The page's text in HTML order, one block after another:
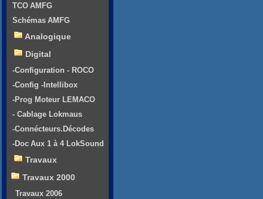
TCO AMFG
Schémas AMFG
Analogique
Digital
-Configuration - ROCO
-Config -Intellibox
-Prog Moteur LEMACO
- Cablage Lokmaus
-Connécteurs.Décodes
-Doc Aux 1 à 4 LokSound
Travaux
Travaux 2000
Travaux 2006